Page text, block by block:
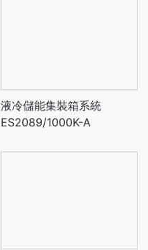
液冷儲能集裝箱系統
ES2089/1000K-A